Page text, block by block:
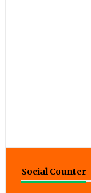
Social Counter